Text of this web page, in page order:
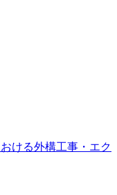
ける外構工事・エク